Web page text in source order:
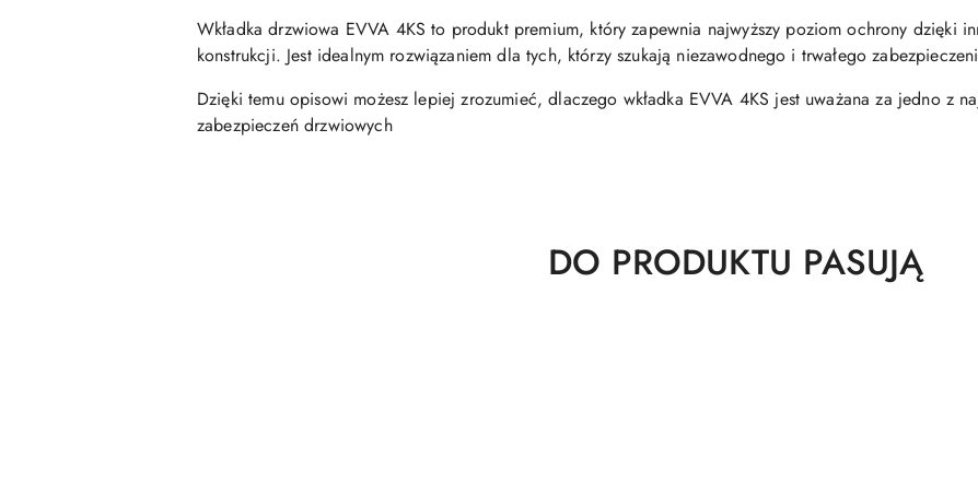
Wkładka drzwiowa EVVA 4KS to produkt premium, który zapewnia najwyższy poziom ochrony dzięki
konstrukcji. Jest idealnym rozwiązaniem dla tych, którzy szukają niezawodnego i trwałego
Dzięki temu opisowi możesz lepiej zrozumieć, dlaczego wkładka EVVA 4KS jest uważana za jedno z
zabezpieczeń drzwiowych
Produkty
DO PRODUKTU PASUJĄ